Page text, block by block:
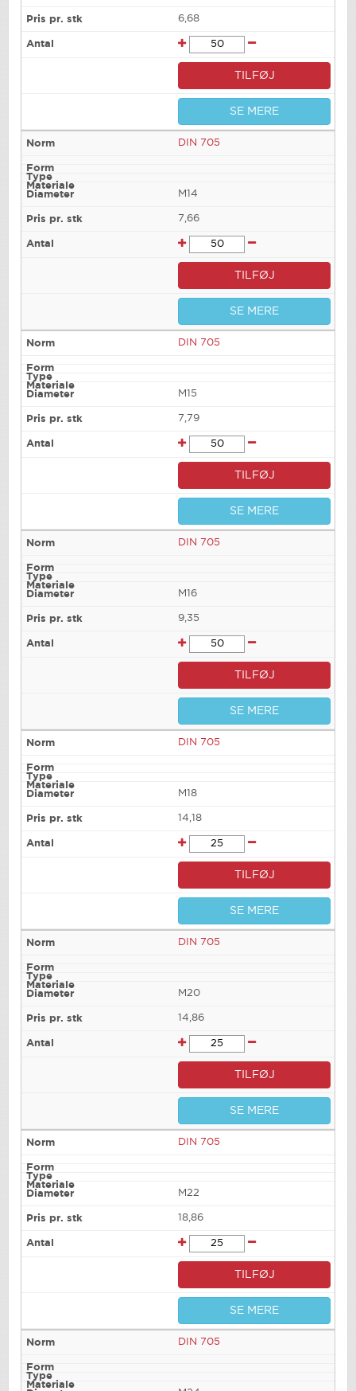
6,68
TILFØJ
SE MERE
DIN 705
M14
7,66
TILFØJ
SE MERE
DIN 705
M15
7,79
TILFØJ
SE MERE
DIN 705
M16
9,35
TILFØJ
SE MERE
DIN 705
M18
14,18
TILFØJ
SE MERE
DIN 705
M20
14,86
TILFØJ
SE MERE
DIN 705
M22
18,86
TILFØJ
SE MERE
DIN 705